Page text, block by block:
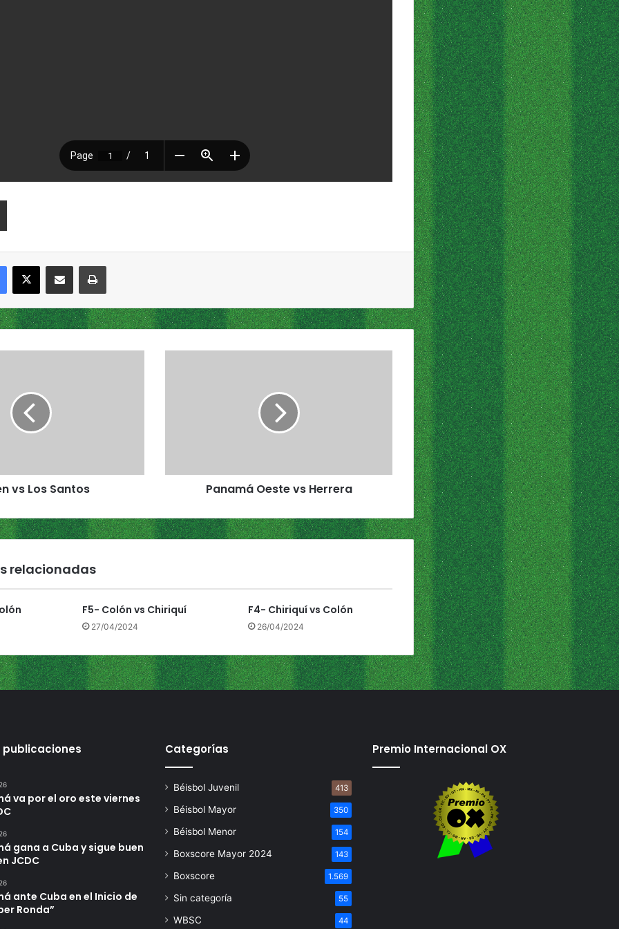
vs Los Santos
s
v
s
r
e
Panamá Oeste vs Herrera
relacionadas
F5- Colón vs Chiriquí
27/04/2024
F4- Chiriquí vs Colón
26/04/2024
publicaciones
va por el oro este viernes
gana a Cuba y sigue buen
JCDC
ante Cuba en el Inicio de
Ronda”
Categorías
Béisbol Juvenil 413
Béisbol Mayor 350
Béisbol Menor 154
Boxscore Mayor 2024 143
Boxscore 1.569
Sin categoría 55
WBSC 44
Premio Internacional OX